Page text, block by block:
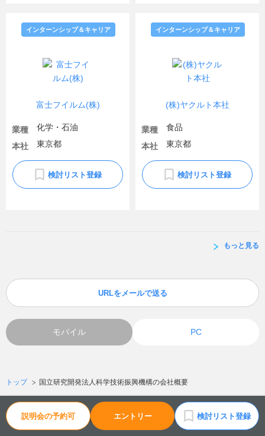
説明会の予約可 エントリー 検討リスト登録
富士フイルム(株)
インターンシップ＆キャリア
業種
化学・石油
本社
東京都
検討リスト登録
(株)ヤクルト本社
インターンシップ＆キャリア
業種
食品
本社
東京都
検討リスト登録
もっと見る
URLをメールで送る
モバイル PC
トップ 国立研究開発法人科学技術振興機構の会社概要
Copyright © Mynavi Corporation